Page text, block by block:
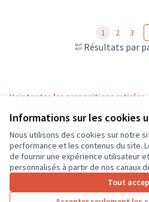
Informations sur les cookies
Nous utilisons des cookies sur notre
performance et les contenus du site.
de fournir une expérience utilisateur
personnalisés à partir de nos canaux
Tout
Résultats par
1 2 3
Voir toutes les propositions retirées
Conditions d'utilisation
Paramètres des cookies
CD37 sur X
(Lien externe)
CD37 sur Facebook
CD37 sur Instagram
CD37 sur YouTube
(Lien externe)